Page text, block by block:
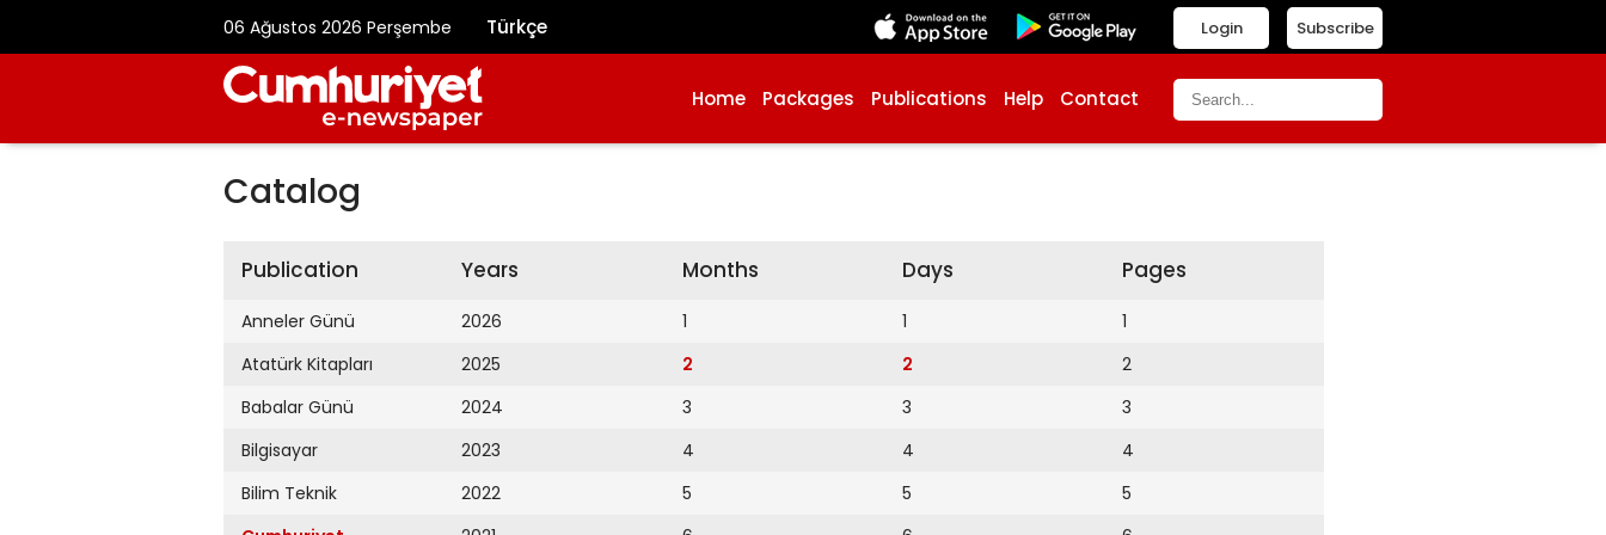
06 Ağustos 2026 Perşembe Türkçe Subscribe
Login
Home Packages Publications Help Contact
Catalog
Publication
Anneler Günü
Atatürk Kitapları
Babalar Günü
Bilgisayar
Bilim Teknik
Years
2026
2025
2024
2023
2022
Months
1
2
3
4
5
Days
1
2
3
4
5
Pages
1
2
3
4
5